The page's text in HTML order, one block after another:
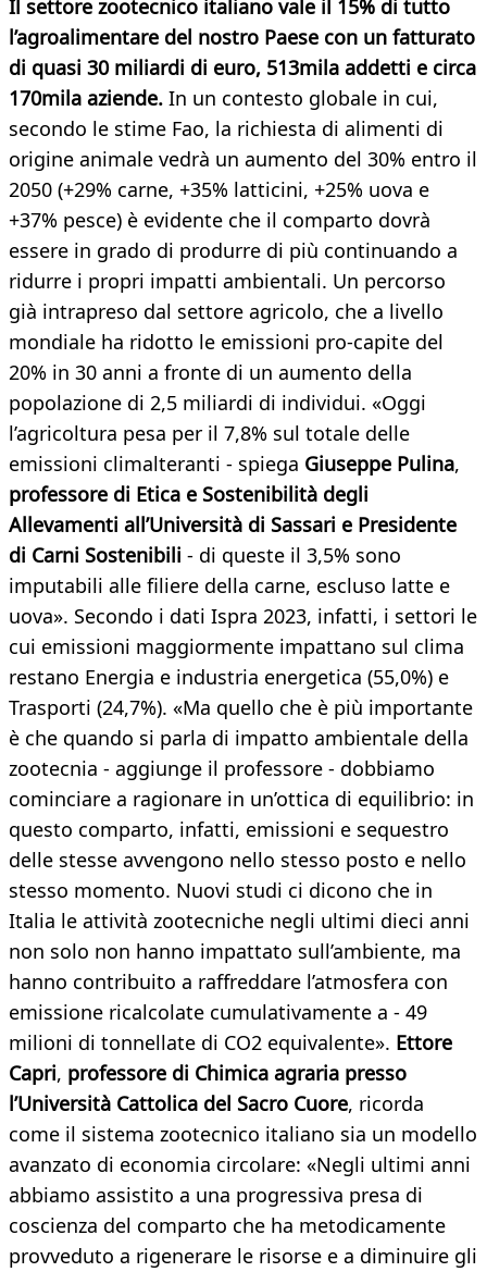
Il settore zootecnico italiano vale il 15% di tutto
l’agroalimentare del nostro Paese con un fatturato
di quasi 30 miliardi di euro, 513mila addetti e circa
170mila aziende. In un contesto globale in cui,
secondo le stime Fao, la richiesta di alimenti di
origine animale vedrà un aumento del 30% entro il
2050 (+29% carne, +35% latticini, +25% uova e
+37% pesce) è evidente che il comparto dovrà
essere in grado di produrre di più continuando a
ridurre i propri impatti ambientali. Un percorso
già intrapreso dal settore agricolo, che a livello
mondiale ha ridotto le emissioni pro-capite del
20% in 30 anni a fronte di un aumento della
popolazione di 2,5 miliardi di individui. «Oggi
l’agricoltura pesa per il 7,8% sul totale delle
emissioni climalteranti - spiega Giuseppe Pulina,
professore di Etica e Sostenibilità degli
Allevamenti all’Università di Sassari e Presidente
di Carni Sostenibili - di queste il 3,5% sono
imputabili alle filiere della carne, escluso latte e
uova». Secondo i dati Ispra 2023, infatti, i settori le
cui emissioni maggiormente impattano sul clima
restano Energia e industria energetica (55,0%) e
Trasporti (24,7%). «Ma quello che è più importante
è che quando si parla di impatto ambientale della
zootecnia - aggiunge il professore - dobbiamo
cominciare a ragionare in un’ottica di equilibrio: in
questo comparto, infatti, emissioni e sequestro
delle stesse avvengono nello stesso posto e nello
stesso momento. Nuovi studi ci dicono che in
Italia le attività zootecniche negli ultimi dieci anni
non solo non hanno impattato sull’ambiente, ma
hanno contribuito a raffreddare l’atmosfera con
emissione ricalcolate cumulativamente a - 49
milioni di tonnellate di CO2 equivalente». Ettore
Capri, professore di Chimica agraria presso
l’Università Cattolica del Sacro Cuore, ricorda
come il sistema zootecnico italiano sia un modello
avanzato di economia circolare: «Negli ultimi anni
abbiamo assistito a una progressiva presa di
coscienza del comparto che ha metodicamente
provveduto a rigenerare le risorse e a diminuire gli